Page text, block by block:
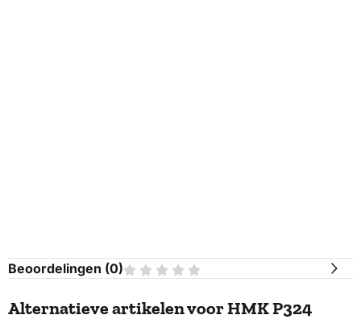
Beoordelingen (0)
Alternatieve artikelen voorHMK P324